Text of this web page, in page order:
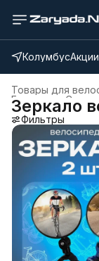
КолумбусАкции
Товары для
Спорт
Главная
Зеркало
Фильтры